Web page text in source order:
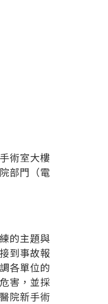
術室大樓
部門（電
的主題與
到事故報
各單位的
害，並採
院新手術